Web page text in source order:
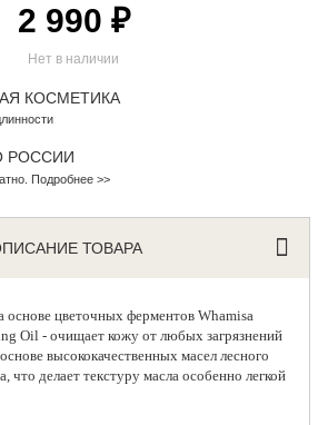
Нет в наличии
2 990 ₽
КОСМЕТИКА
РОССИИ
Подробнее >>
ТОВАРА
основе цветочных ферментовWhamisa
Oil - очищает кожу от любых загрязнений
высококачественных масел лесного
что делает текстуру масла особенно легкой